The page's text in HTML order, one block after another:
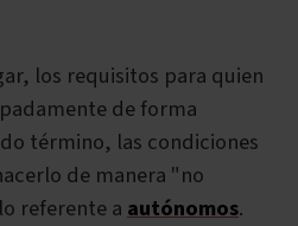
los requisitos para quien
de forma
término, las condiciones
de manera "no
referente a autónomos.